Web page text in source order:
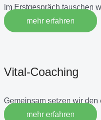
Im Erstgespräch tauschen
mehr erfahren
Vital-Coaching
Gemeinsam setzen wir
mehr erfahren